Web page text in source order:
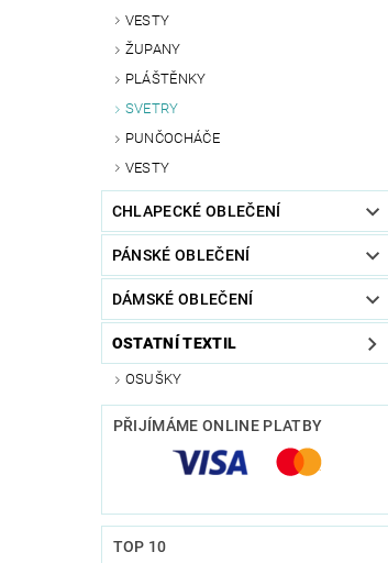
VESTY
ŽUPANY
PLÁŠTĚNKY
SVETRY
PUNČOCHÁČE
VESTY
CHLAPECKÉ OBLEČENÍ
PÁNSKÉ OBLEČENÍ
DÁMSKÉ OBLEČENÍ
OSTATNÍ TEXTIL
OSUŠKY
PŘIJÍMÁME ONLINE PLATBY
TOP 10